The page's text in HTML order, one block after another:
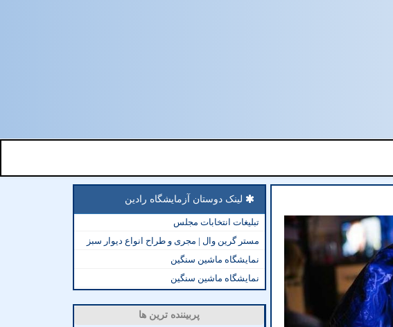
لینک دوستان آزمایشگاه رادین
تبلیغات انتخابات مجلس
مستر گرین وال | مجری و طراح انواع دیوار سبز
نمایشگاه ماشین سنگین
نمایشگاه ماشین سنگین
پربیننده ترین ها